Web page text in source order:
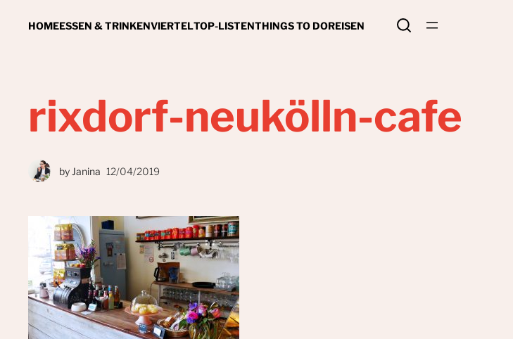
HOMEESSEN & TRINKENVIERTELTOP-LISTENTHINGS TO DOREISEN
rixdorf-neukölln-cafe
by Janina 12/04/2019